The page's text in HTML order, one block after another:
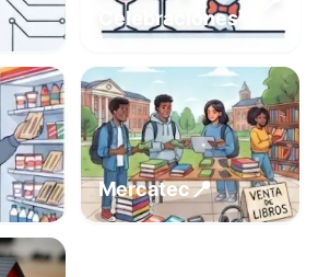
Celebraciones
Mercatec📍